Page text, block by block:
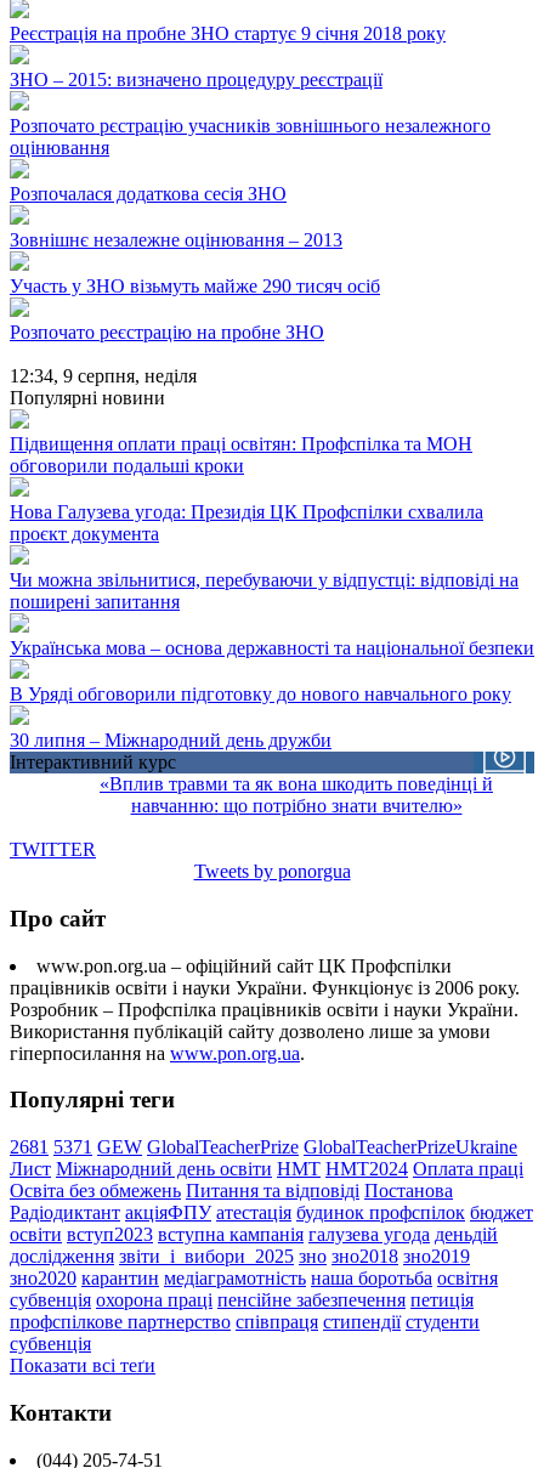
Реєстрація на пробне ЗНО стартує 9 січня 2018 року
ЗНО – 2015: визначено процедуру реєстрації
Розпочато рєстрацію учасників зовнішнього незалежного
оцінювання
Розпочалася додаткова сесія ЗНО
Зовнішнє незалежне оцінювання – 2013
Участь у ЗНО візьмуть майже 290 тисяч осіб
Розпочато реєстрацію на пробне ЗНО
12:34, 9 серпня, неділя
Популярні новини
Підвищення оплати праці освітян: Профспілка та МОН
обговорили подальші кроки
Нова Галузева угода: Президія ЦК Профспілки схвалила
проєкт документа
Чи можна звільнитися, перебуваючи у відпустці: відповіді на
поширені запитання
Українська мова – основа державності та національної безпеки
В Уряді обговорили підготовку до нового навчального року
30 липня – Міжнародний день дружби
Інтерактивний курс
«Вплив травми та як вона шкодить поведінці й
навчанню: що потрібно знати вчителю»
TWITTER
Tweets by ponorgua
Про сайт
www.pon.org.ua – офіційний сайт ЦК Профспілки
працівників освіти і науки України. Функціонує із 2006 року.
Розробник – Профспілка працівників освіти і науки України.
Використання публікацій сайту дозволено лише за умови
гіперпосилання на www.pon.org.ua.
Популярні теги
2681 5371 GEW GlobalTeacherPrize GlobalTeacherPrizeUkraine
Лист Міжнародний день освіти НМТ НМТ2024 Оплата праці
Освіта без обмежень Питання та відповіді Постанова
Радіодиктант акціяФПУ атестація будинок профспілок бюджет
освіти вступ2023 вступна кампанія галузева угода деньдій
дослідження звіти_і_вибори_2025 зно зно2018 зно2019
зно2020 карантин медіаграмотність наша боротьба освітня
субвенція охорона праці пенсійне забезпечення петиція
профспілкове партнерство співпраця стипендії студенти
субвенція
Показати всі теґи
Контакти
(044) 205-74-51